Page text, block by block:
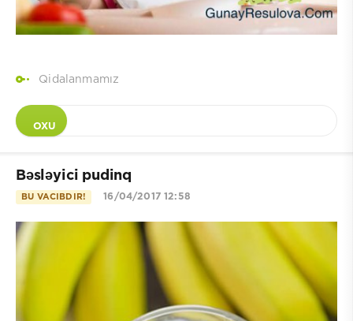
Qidalanmamız
OXU
Bəsləyici pudinq
BU VACIBDIR! 16/04/2017 12:58